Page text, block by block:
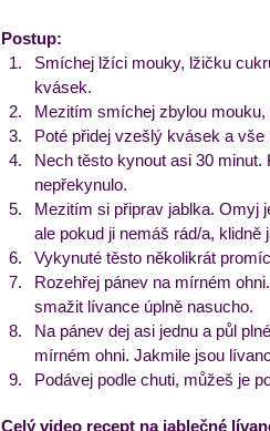
Postup:
Smíchej lžíci mouky, lžičku
kvásek.
Mezitím smíchej zbylou
Poté přidej vzešlý kvásek a
Nech těsto kynout asi 30 minut.
nepřekynulo.
Mezitím si připrav jablka. Omyj
ale pokud ji nemáš rád/a, klidně
Vykynuté těsto několikrát
Rozehřej pánev na mírném
smažit lívance úplně nasucho.
Na pánev dej asi jednu a půl
mírném ohni. Jakmile jsou
Podávej podle chuti, můžeš je
Celý video recept na jablečné